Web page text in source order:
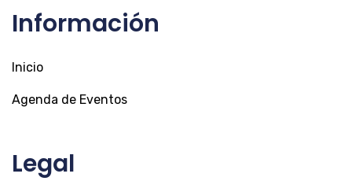
Información
Inicio
Agenda de Eventos
Legal